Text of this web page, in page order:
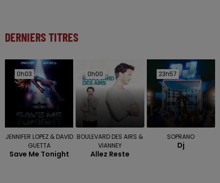
DERNIERS TITRES
0h03
0h03
JENNIFER LOPEZ & DAVID
GUETTA
Save Me Tonight
0h00
0h00
BOULEVARD DES AIRS &
VIANNEY
Allez Reste
23h57
23h57
SOPRANO
Dj